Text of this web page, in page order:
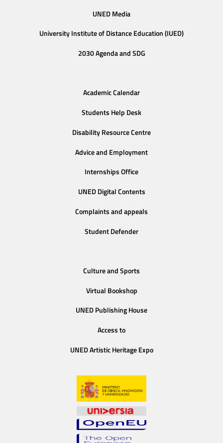
UNED Media
University Institute of Distance Education (IUED)
2030 Agenda and SDG
Academic Calendar
Students Help Desk
Disability Resource Centre
Advice and Employment
Internships Office
UNED Digital Contents
Complaints and appeals
Student Defender
Culture and Sports
Virtual Bookshop
UNED Publishing House
Access to
UNED Artistic Heritage Expo